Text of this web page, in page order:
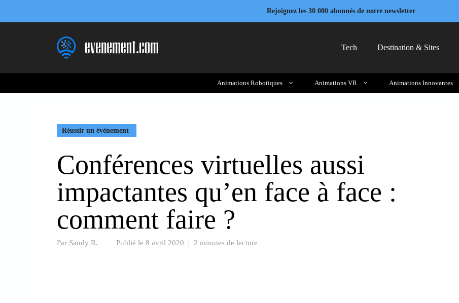
Rejoignez les 30 000 abonnés de notre newsletter
Tech Destination & Sites
Animations Robotiques Animations VR Animations Innovantes
Réussir un événement
Conférences virtuelles aussi
impactantes qu’en face à face :
comment faire ?
Par Sandy R. Publié le 8 avril 2020 | 2 minutes de lecture